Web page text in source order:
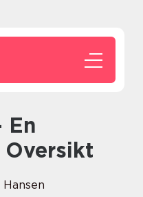
Oversikt